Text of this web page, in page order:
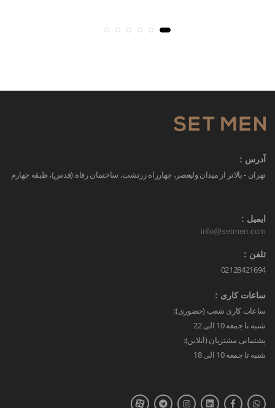
آدرس :
تهران - بالاتر از میدان ولیعصر، چهارراه زرتشت، ساختمان رفاه (قدس)، طبقه چهارم
ایمیل :
info@setmen.com
تلفن :
02128421694
ساعات کاری :
ساعات کاری شعب (حضوری):
شنبه تا جمعه 10 الی 22
پشتیبانی مشتریان (آنلاین):
شنبه تا جمعه 10 الی 18